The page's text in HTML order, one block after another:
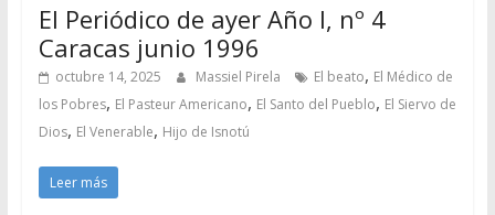
El Periódico de ayer Año I, nº 4
Caracas junio 1996
octubre 14, 2025 Massiel Pirela El beato, El Médico de
los Pobres, El Pasteur Americano, El Santo del Pueblo, El Siervo de
Dios, El Venerable, Hijo de Isnotú
Leer más